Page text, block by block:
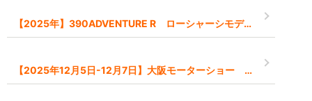
【2025年】390ADVENTURE R ローシャーシモデル【-45mm】
【2025年12月5日-12月7日】大阪モーターショー インポートブランドとして出展します